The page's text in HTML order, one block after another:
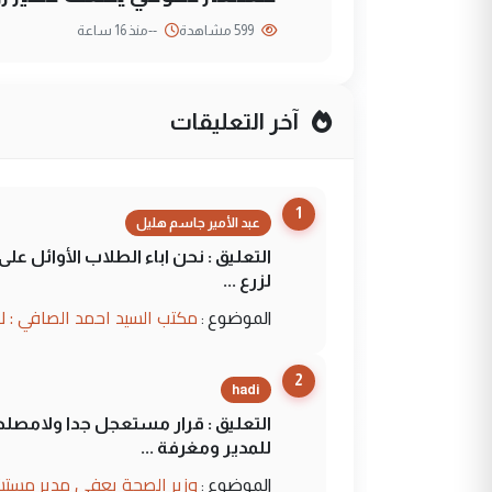
--منذ 16 ساعة
آخر التعليقات
1
عبد الأمير جاسم هليل
التعليق : نحن اباء الطلاب الأوائل
لزرع ...
الموضوع : مكتب السيد احمد الصافي :
2
hadi
التعليق : قرار مستعجل جدا
للمدير ومغرفة ...
الموضوع : وزير الصحة يعفي مدير